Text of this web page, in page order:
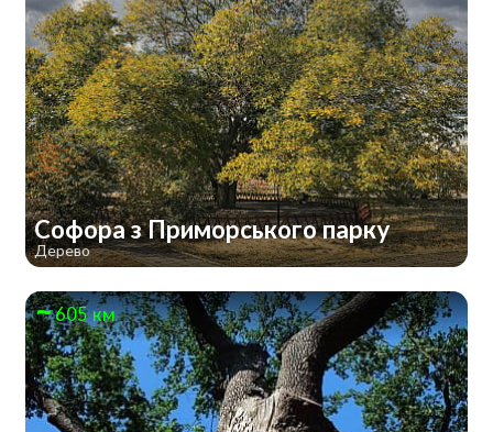
Софора з Приморського парку
Дерево
605 км